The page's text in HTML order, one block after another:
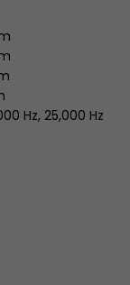
Hz, 25,000 Hz